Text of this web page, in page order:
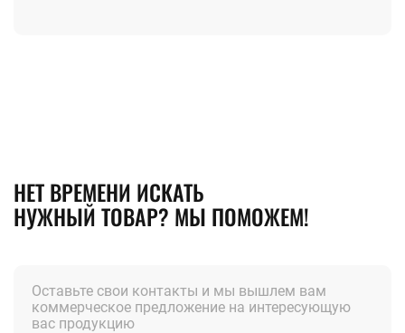
НЕТ ВРЕМЕНИ ИСКАТЬ
НУЖНЫЙ ТОВАР? МЫ ПОМОЖЕМ!
Оставьте свои контакты и мы вышлем вам
коммерческое предложение на интересующую
вас продукцию